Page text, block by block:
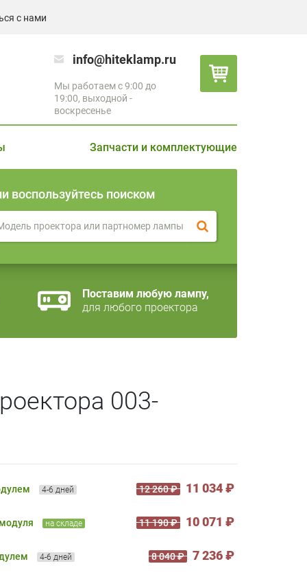
с нами
info@hiteklamp.ru
Мы работаем с 9:00 до
19:00, выходной -
воскресенье
Запчасти и комплектующие
воспользуйтесь поиском
Поставим любую лампу,
для любого проектора
003-
4-6 дней 12 260 ₽ 11 034 ₽
на складе 11 190 ₽ 10 071 ₽
4-6 дней 8 040 ₽ 7 236 ₽